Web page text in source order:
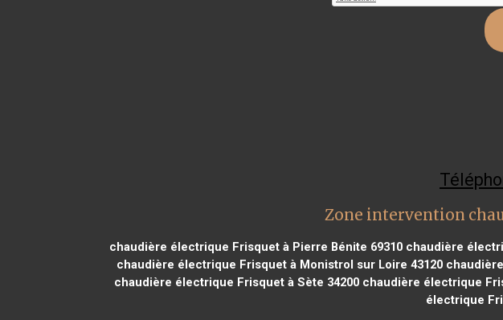
Zone intervention
chaudière électrique Frisquet à Pierre Bénite 69310 chaudière
chaudière électrique Frisquet à Monistrol sur Loire 43120
chaudière électrique Frisquet à Sète 34200chaudière électrique
électrique